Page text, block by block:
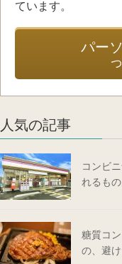
ています。
パー
人気の記事
コンビ
れるもの
糖質コ
の、避